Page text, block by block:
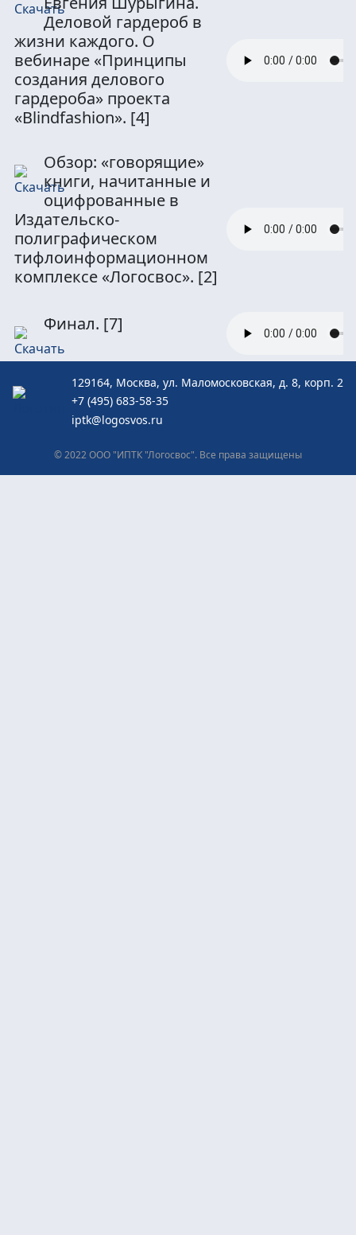
Деловой гардероб в
жизни каждого. О
вебинаре «Принципы
создания делового
гардероба» проекта
«Blindfashion». [4]
Обзор: «говорящие»
книги, начитанные и
оцифрованные в
Издательско-
полиграфическом
тифлоинформационном
комплексе «Логосвос». [2]
Финал. [7]
129164, Москва, ул. Маломосковская, д. 8, корп. 2
+7 (495) 683-58-35
iptk@logosvos.ru
© 2022 ООО "ИПТК "Логосвос". Все права защищены